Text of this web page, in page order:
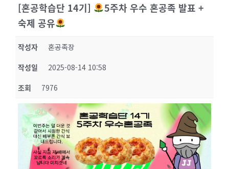
[혼공학습단 14기]
5주차 우수 혼공족 발표 +
숙제 공유
작성자
혼공족장
작성일
2025-08-14 10:58
조회
7976